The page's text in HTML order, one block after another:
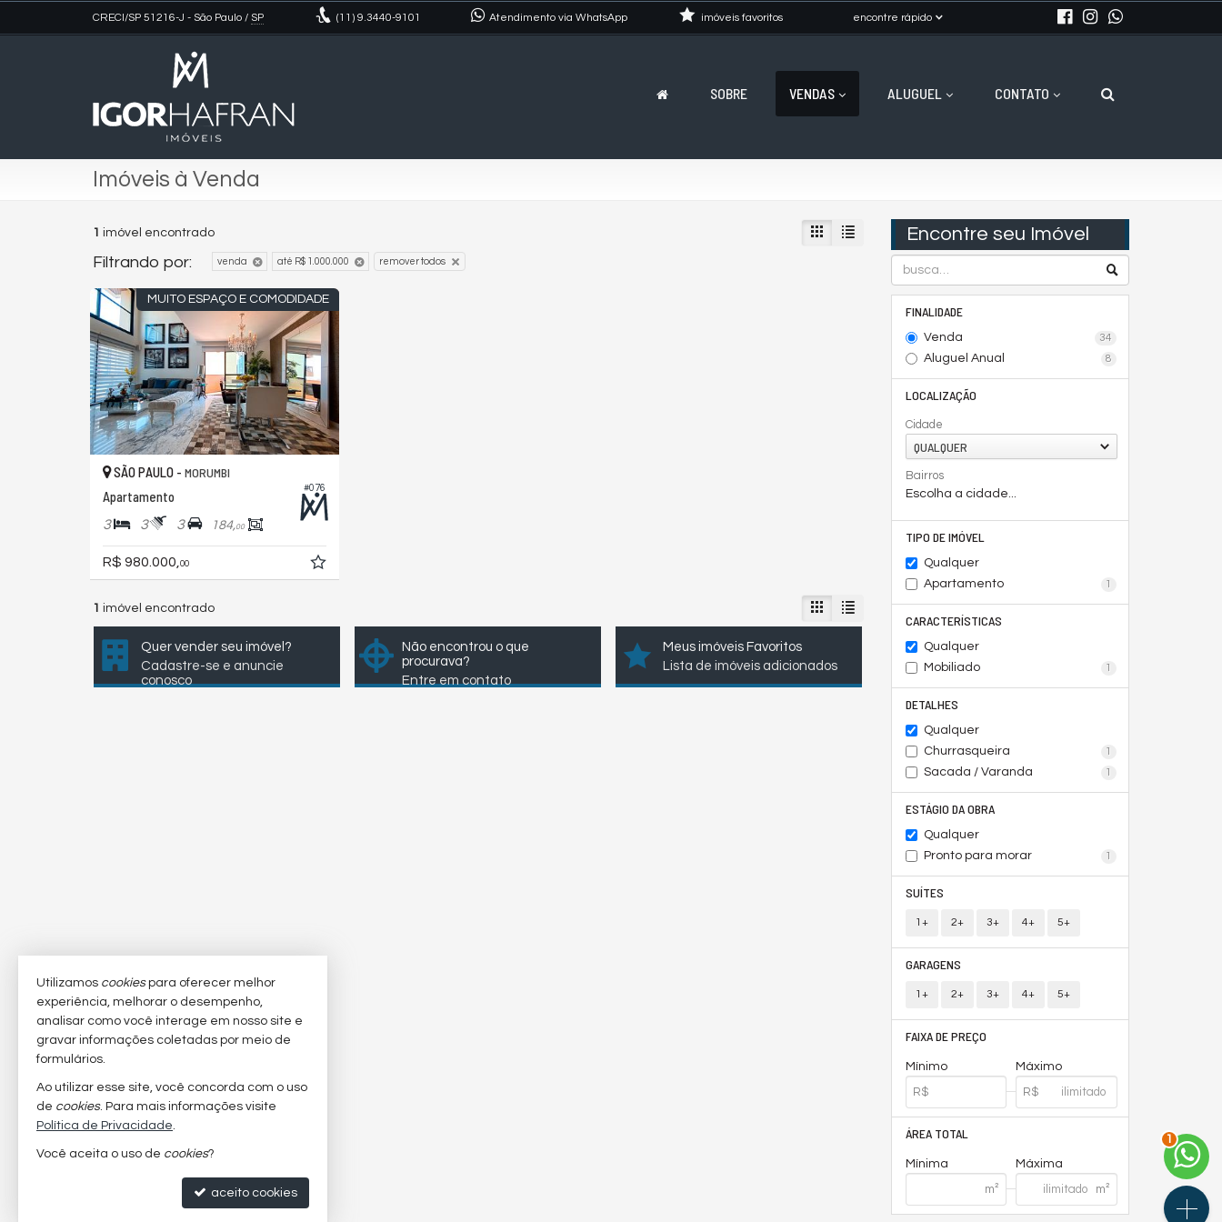
CRECI/SP 51216-J - São Paulo / SP (11) 9.3440-9101 Atendimento via WhatsApp encontre rápido
imóveis favoritos
SOBRE VENDAS ALUGUEL CONTATO
Imóveis à Venda
Encontre seu Imóvel
FINALIDADE
Venda 34
Aluguel Anual 8
LOCALIZAÇÃO
Cidade
QUALQUER
Bairros
Escolha a cidade...
TIPO DE IMÓVEL
Qualquer
Apartamento
1
CARACTERÍSTICAS
Qualquer
Mobiliado
1
DETALHES
Qualquer
Churrasqueira
1
Sacada / Varanda 1
ESTÁGIO DA OBRA
Qualquer
Pronto para morar
1
SUÍTES
1+ 2+ 3+ 4+ 5+
GARAGENS
1+ 2+ 3+ 4+ 5+
FAIXA DE PREÇO
Mínimo Máximo
ÁREA TOTAL
Mínima Máxima
1 imóvel encontrado
Filtrando por: venda até R$ 1.000.000 remover todos
MUITO ESPAÇO E COMODIDADE
#076
SÃO PAULO - MORUMBI
Apartamento
3 3 3 184,00
R$ 980.000, 00
1 imóvel encontrado
Quer vender seu imóvel?
Cadastre-se e anuncie
conosco
Não encontrou o que
procurava?
Entre em contato
Meus imóveis Favoritos
Lista de imóveis adicionados
1
Utilizamos cookiespara oferecer melhor
experiência, melhorar o desempenho,
analisar como você interage em nosso site e
gravar informações coletadas por meio de
formulários.
Ao utilizar esse site, você concorda com o uso
de cookies. Para mais informações visite
Política de Privacidade.
Você aceita o uso de cookies?
aceito cookies